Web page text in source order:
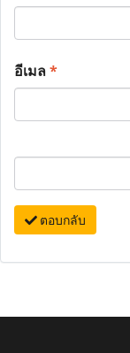
อีเมล*
ตอบกลับ